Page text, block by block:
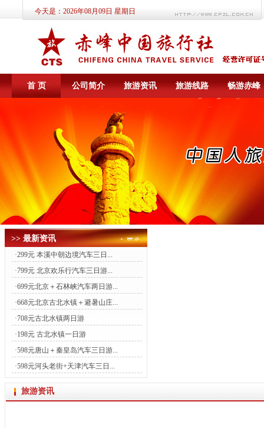
今天是： 2026年08月09日 星期日
首 页 公司简介 旅游资讯 旅游线路 畅游赤峰
>> 最新资讯
·299元 本溪中朝边境汽车三日...
·799元 北京欢乐行汽车三日游...
·699元北京＋石林峡汽车两日游...
·668元北京古北水镇＋避暑山庄...
·708元古北水镇两日游
·198元 古北水镇一日游
·598元唐山＋秦皇岛汽车三日游...
·598元河头老街+天津汽车三日...
旅游资讯